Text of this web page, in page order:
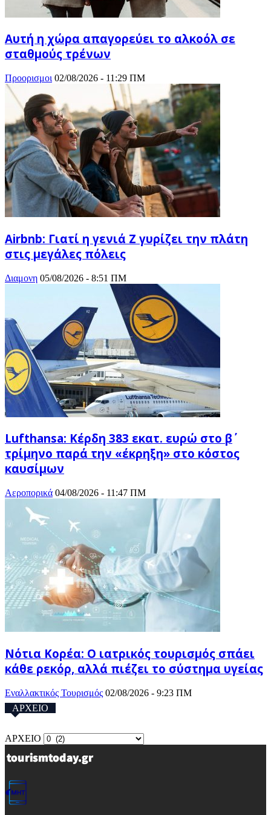
Αυτή η χώρα απαγορεύει το αλκοόλ σε
σταθμούς τρένων
Προορισμοι 02/08/2026 - 11:29 ΠΜ
Airbnb: Γιατί η γενιά Z γυρίζει την πλάτη
στις μεγάλες πόλεις
Διαμονη 05/08/2026 - 8:51 ΠΜ
Lufthansa: Κέρδη 383 εκατ. ευρώ στο β΄
τρίμηνο παρά την «έκρηξη» στο κόστος
καυσίμων
Αεροπορικά 04/08/2026 - 11:47 ΠΜ
Νότια Κορέα: Ο ιατρικός τουρισμός σπάει
κάθε ρεκόρ, αλλά πιέζει το σύστημα υγείας
Εναλλακτικός Τουρισμός 02/08/2026 - 9:23 ΠΜ
ΑΡΧΕΙΟ
ΑΡΧΕΙΟ